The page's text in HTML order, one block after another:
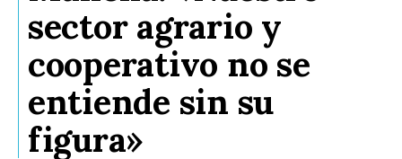
sector agrario y
cooperativo no se
entiende sin su
figura»